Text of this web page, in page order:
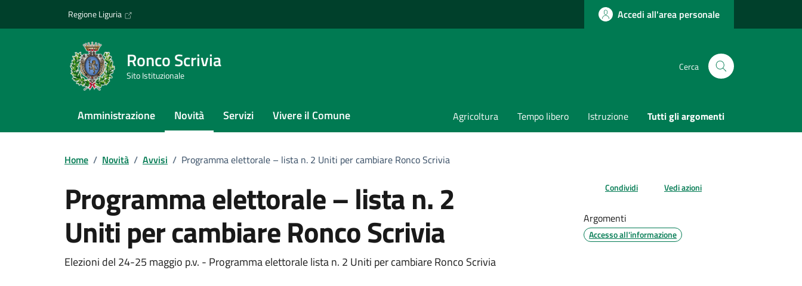
Regione Liguria Accedi all'area personale
Ronco Scrivia
Sito Istituzionale
Cerca
Amministrazione Novità Servizi Vivere il Comune Agricoltura Tempo libero Istruzione Tutti gli argomenti
Home / Novità / Avvisi / Programma elettorale – lista n. 2 Uniti per cambiare Ronco Scrivia
Programma elettorale – lista n. 2
Uniti per cambiare Ronco Scrivia
Dettagli della notizia
Elezioni del 24-25 maggio p.v. - Programma elettorale lista n. 2 Uniti per cambiare Ronco Scrivia
Condividi Vedi azioni
Argomenti
Accesso all'informazione